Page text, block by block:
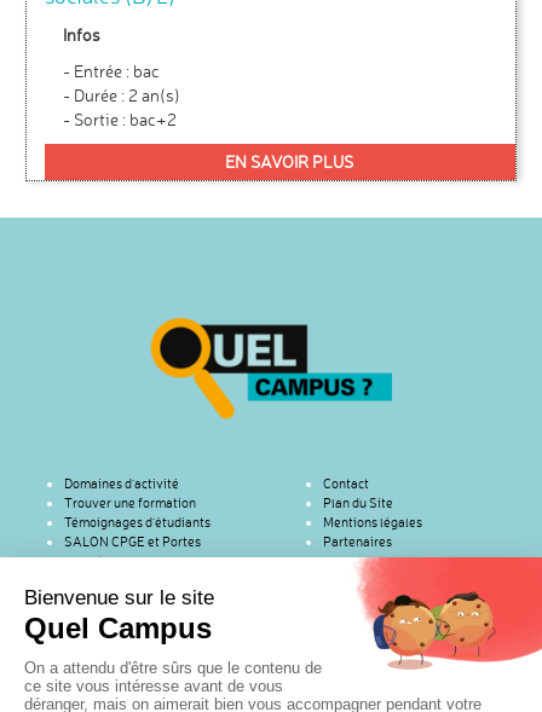
Infos
- Entrée : bac
- Durée : 2 an(s)
- Sortie : bac+2
EN SAVOIR PLUS
Domaines d’activité
Trouver une formation
Témoignages d’étudiants
SALON CPGE et Portes
ouvertes
Contact
Plan du Site
Mentions légales
Partenaires